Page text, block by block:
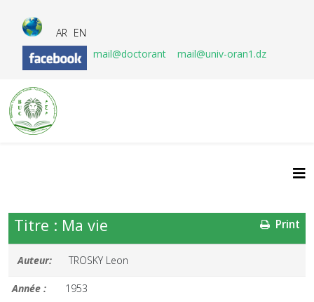
AR EN
mail@doctorant
mail@univ-oran1.dz
Print
Titre : Ma vie
Auteur: TROSKY Leon
Année :
1953